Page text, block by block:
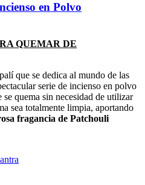
en Polvo
QUEMAR DE
que se dedica al mundo de las
serie de incienso en polvo
quema sin necesidad de utilizar
sea totalmente limpia, aportando
fragancia de Patchouli